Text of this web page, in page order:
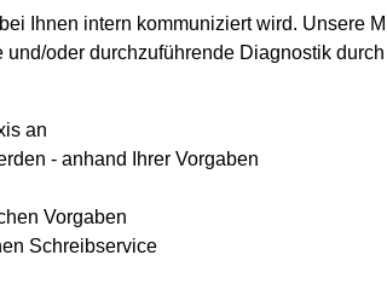
Ihnen intern kommuniziert wird. Unsere
oder durchzuführende Diagnostik
an
- anhand Ihrer Vorgaben
Vorgaben
Schreibservice